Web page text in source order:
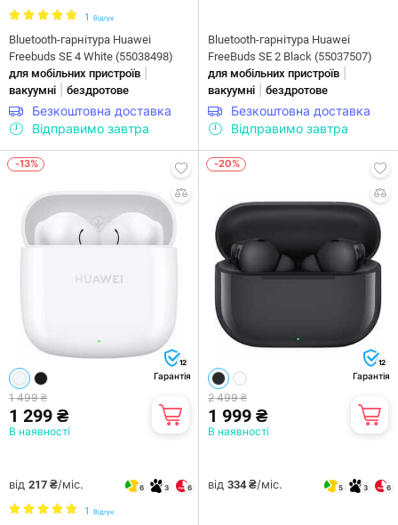
1 Відгук
Bluetooth-гарнітура Huawei
Freebuds SE 4 White (55038498)
для мобільних пристроїв
вакуумні бездротове
Безкоштовна доставка
Відправимо завтра
Bluetooth-гарнітура Huawei
FreeBuds SE 2 Black (55037507)
для мобільних пристроїв
вакуумні бездротове
Безкоштовна доставка
Відправимо завтра
-13%
12
Гарантія
1 499 ₴
1 299 ₴
В наявності
від 217 ₴/міс. 6 3 6
1 Відгук
-20%
12
Гарантія
2 499 ₴
1 999 ₴
В наявності
від 334 ₴/міс. 5 3 6